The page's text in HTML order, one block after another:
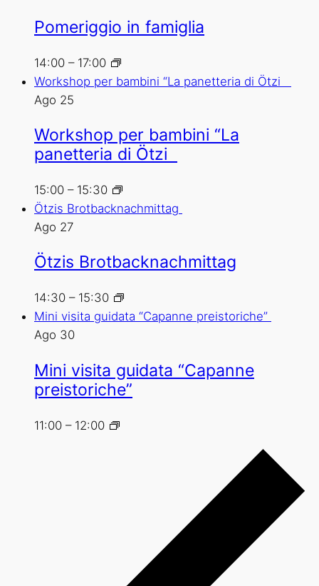
Pomeriggio in famiglia
14:00 – 17:00
Workshop per bambini “La panetteria di Ötzi
Ago 25
Workshop per bambini “La
panetteria di Ötzi
15:00 – 15:30
Ötzis Brotbacknachmittag
Ago 27
Ötzis Brotbacknachmittag
14:30 – 15:30
Mini visita guidata “Capanne preistoriche”
Ago 30
Mini visita guidata “Capanne
preistoriche”
11:00 – 12:00